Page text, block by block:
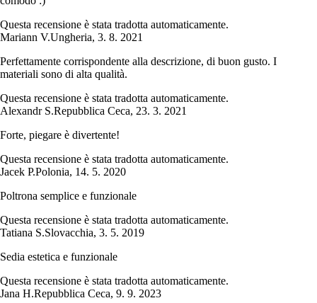
Questa recensione è stata tradotta automaticamente.
Mariann V.Ungheria, 3. 8. 2021
Perfettamente corrispondente alla descrizione, di buon gusto. I
materiali sono di alta qualità.
Questa recensione è stata tradotta automaticamente.
Alexandr S.Repubblica Ceca, 23. 3. 2021
Forte, piegare è divertente!
Questa recensione è stata tradotta automaticamente.
Jacek P.Polonia, 14. 5. 2020
Poltrona semplice e funzionale
Questa recensione è stata tradotta automaticamente.
Tatiana S.Slovacchia, 3. 5. 2019
Sedia estetica e funzionale
Questa recensione è stata tradotta automaticamente.
Jana H.Repubblica Ceca, 9. 9. 2023